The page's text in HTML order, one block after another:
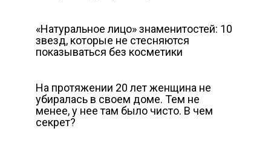
«Натуральное лицо» знаменитостей: 10
звезд, которые не стесняются
показываться без косметики
На протяжении 20 лет женщина не
убиралась в своем доме. Тем не
менее, у нее там было чисто. В чем
секрет?